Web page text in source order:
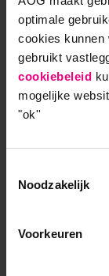
optimale
cookies kunnen
gebruikt
cookiebeleid
mogelijke
"ok''
Noodzakelijk
Voorkeuren
grachten of
met een
ook leuk!
Witte.